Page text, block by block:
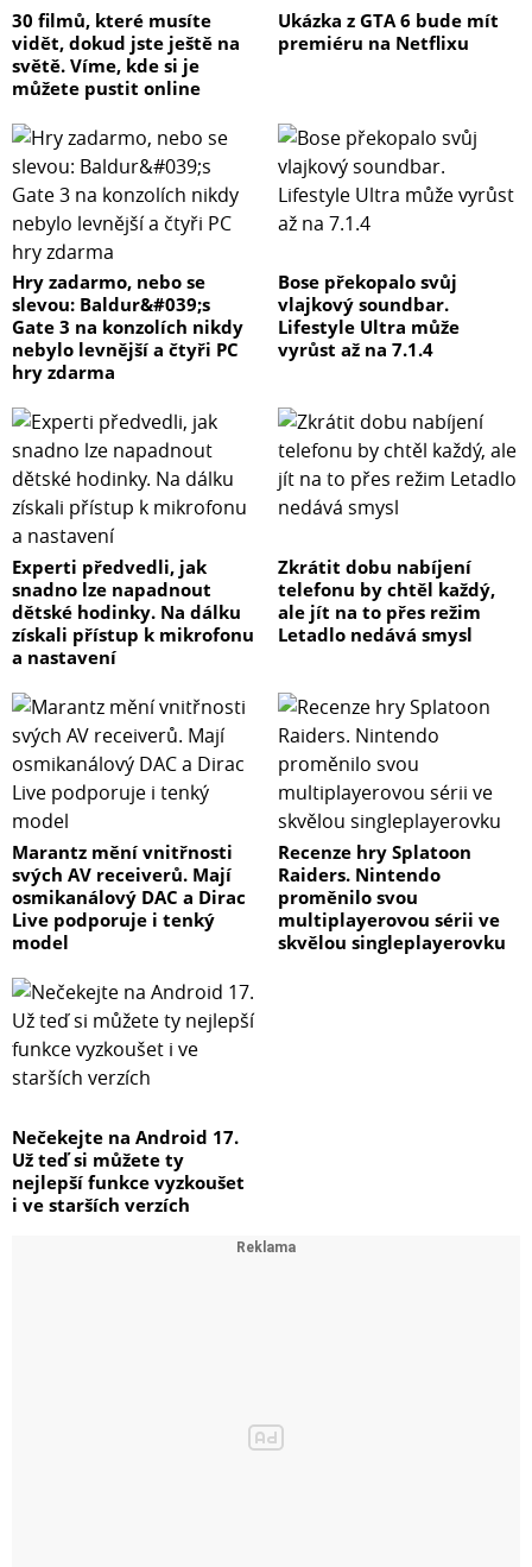
30 filmů, které musíte
vidět, dokud jste ještě na
světě. Víme, kde si je
můžete pustit online
Ukázka z GTA 6 bude mít
premiéru na Netflixu
Hry zadarmo, nebo se
slevou: Baldur&#039;s
Gate 3 na konzolích nikdy
nebylo levnější a čtyři PC
hry zdarma
Bose překopalo svůj
vlajkový soundbar.
Lifestyle Ultra může
vyrůst až na 7.1.4
Experti předvedli, jak
snadno lze napadnout
dětské hodinky. Na dálku
získali přístup k mikrofonu
a nastavení
Zkrátit dobu nabíjení
telefonu by chtěl každý,
ale jít na to přes režim
Letadlo nedává smysl
Marantz mění vnitřnosti
svých AV receiverů. Mají
osmikanálový DAC a Dirac
Live podporuje i tenký
model
Recenze hry Splatoon
Raiders. Nintendo
proměnilo svou
multiplayerovou sérii ve
skvělou singleplayerovku
Nečekejte na Android 17.
Už teď si můžete ty
nejlepší funkce vyzkoušet
i ve starších verzích